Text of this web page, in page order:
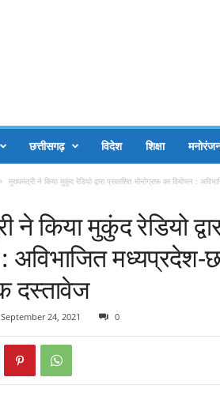
छत्तीसगढ़ विदेश शिक्षा
मुख्यमंत्री ने किया मुकुंद रेडियो द्वारा प्रकाशित मोनोग्राफ का विमोचन :
ने किया मुकुंद रेडियो
: अविभाजित
दस्तावेज
September 24, 2021 0